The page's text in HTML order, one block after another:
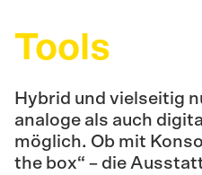
Absorption
während
Ecken den
kontrollieren.
Tools
Hybrid und vielseitig
analoge als auch
möglich. Ob mit
the box“ – die